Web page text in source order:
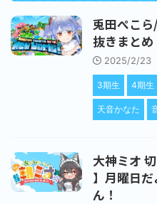
兎田ぺこ
抜きまと
2025/2/23
3期生 4期生
天音かなた
大神ミオ
】月曜日
ん！